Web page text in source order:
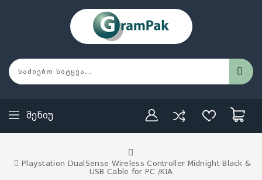
Მენიუ
Playstation DualSense Wireless Controller Midnight Black &
USB Cable for PC /KIA